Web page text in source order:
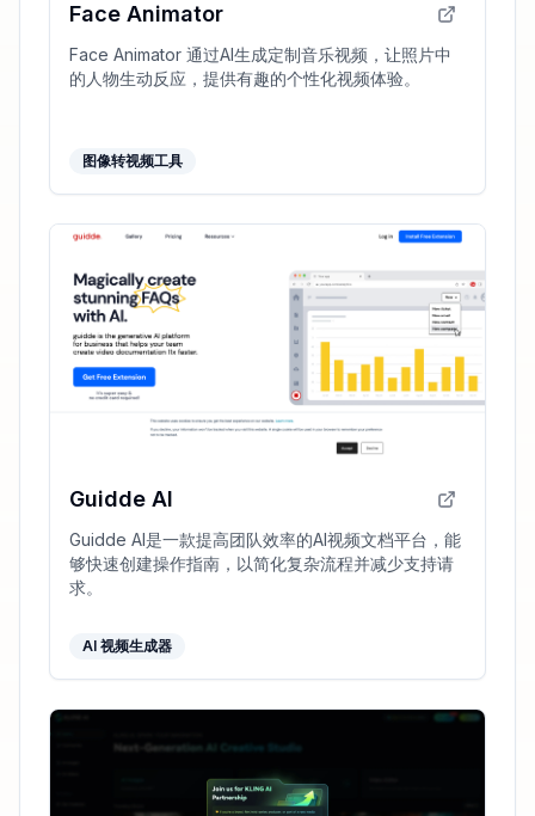
Face Animator
Face Animator 通过AI生成定制音乐视频，让照片中
的人物生动反应，提供有趣的个性化视频体验。
图像转视频工具
Guidde AI
Guidde AI是一款提高团队效率的AI视频文档平台，能
够快速创建操作指南，以简化复杂流程并减少支持请
求。
AI 视频生成器